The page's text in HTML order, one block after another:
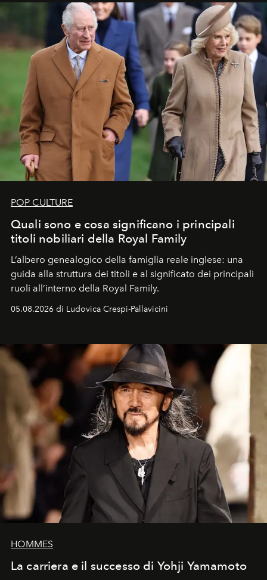
POP CULTURE
Quali sono e cosa significano i principali
titoli nobiliari della Royal Family
L’albero genealogico della famiglia reale inglese: una
guida alla struttura dei titoli e al significato dei principali
ruoli all’interno della Royal Family.
05.08.2026 di Ludovica Crespi-Pallavicini
HOMMES
La carriera e il successo di Yohji Yamamoto